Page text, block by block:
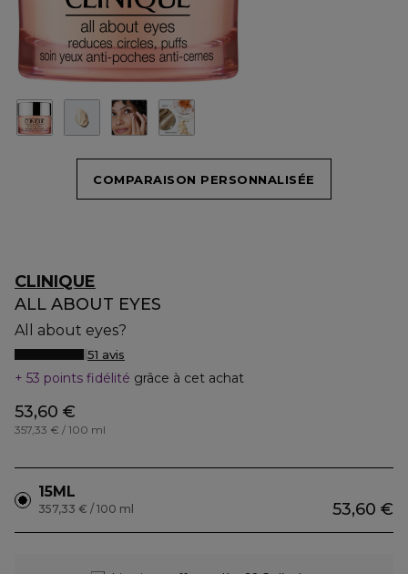
COMPARAISON PERSONNALISÉE
CLINIQUE
ALL ABOUT EYES
All about eyes?
51 avis
53 points fidélité grâce à cet achat
53,60 €
357,33 € / 100 ml
15ML
53,60 €
357,33 € / 100 ml